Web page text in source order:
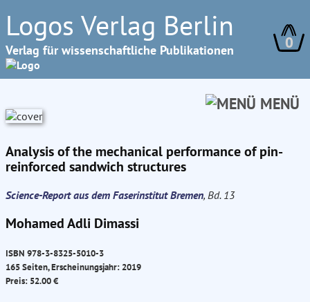
Logos Verlag Berlin
Verlag für wissenschaftliche Publikationen 0
MENÜ
Analysis of the mechanical performance of pin-
reinforced sandwich structures
Science-Report aus dem Faserinstitut Bremen, Bd. 13
Mohamed Adli Dimassi
ISBN 978-3-8325-5010-3
165 Seiten, Erscheinungsjahr: 2019
Preis: 52.00 €